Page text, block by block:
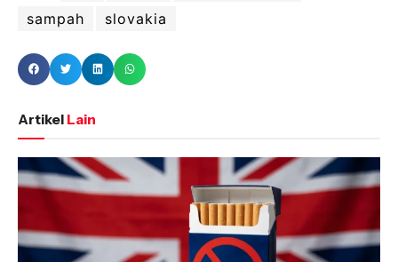
sampah
slovakia
Artikel Lain